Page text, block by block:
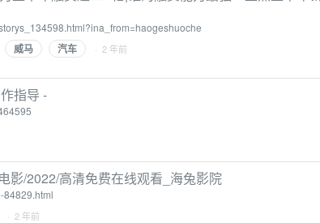
威马 汽车 · 2 年前
指导 -
影/2022/高清免费在线观看_海兔影院
84829.html
· 2 年前